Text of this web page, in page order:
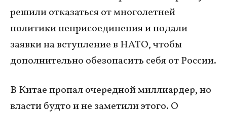
решили отказаться от многолетней
политики неприсоединения и подали
заявки на вступление в НАТО, чтобы
дополнительно обезопасить себя от России.
В Китае пропал очередной миллиардер, но
власти будто и не заметили этого. О